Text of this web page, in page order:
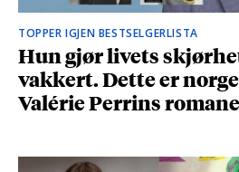
TOPPER IGJEN BESTSELGERLISTA
Hun gjør livets
vakkert. Dette er
Valérie Perrins